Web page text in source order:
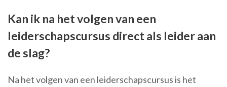
Kan ik na het volgen van een
leiderschapscursus direct als leider aan
de slag?
Na het volgen van een leiderschapscursus is het